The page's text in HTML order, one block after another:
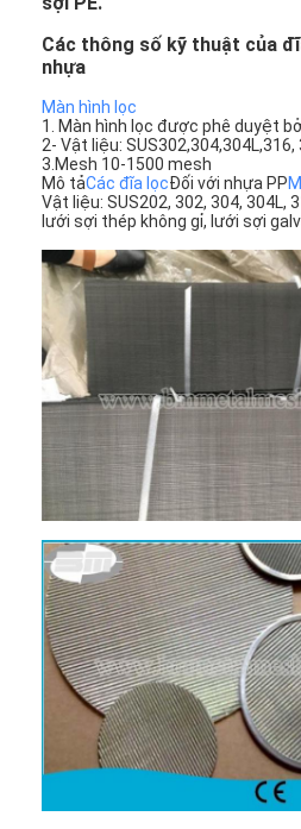
Các thông số kỹ thuật của
nhựa
Màn hình lọc
1. Màn hình lọc được phê duyệt
2- Vật liệu: SUS302,304,304L,316,
3.Mesh 10-1500 mesh
Mô tảCác đĩa lọcĐối với nhựa PP
Vật liệu: SUS202, 302, 304, 304L,
lưới sợi thép không gỉ, lưới sợi